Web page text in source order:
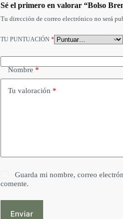
Sé el primero en valorar “Bolso
Tu dirección de correo electrónico no será
TU PUNTUACIÓN *
Nombre *
Tu valoración *
Guarda mi nombre, correo
comente.
Enviar